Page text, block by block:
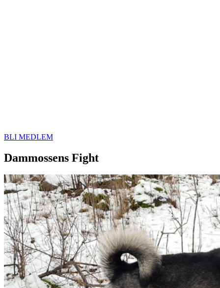
BLI MEDLEM
Dammossens Fight